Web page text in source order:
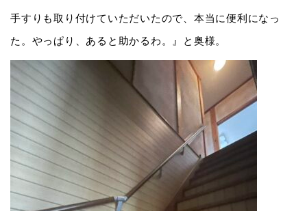
手すりも取り付けていただいたので、本当に便利になっ
た。やっぱり、あると助かるわ。』と奥様。